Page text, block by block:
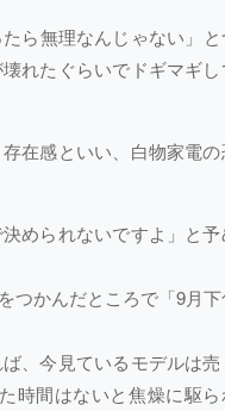
ら無理なんじゃない」
れたぐらいでドギマギ
在感といい、白物家電
められないですよ」と
つかんだところで「9月
、今見ているモデルは
時間はないと焦燥に駆ら